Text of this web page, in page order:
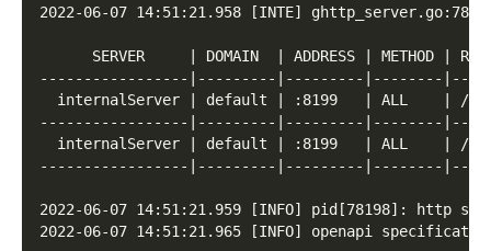
2022-06-07 14:51:21.958 [INTE]
SERVER     | DOMAIN  | ADDRESS | METHOD |
-----------------|---------|---------|--------
internalServer | default | :8199   | ALL    | /
-----------------|---------|---------|--------
internalServer | default | :8199   | ALL    | /
-----------------|---------|---------|--------
2022-06-07 14:51:21.959 [INFO] pid[78198]: http
2022-06-07 14:51:21.965 [INFO] openapi